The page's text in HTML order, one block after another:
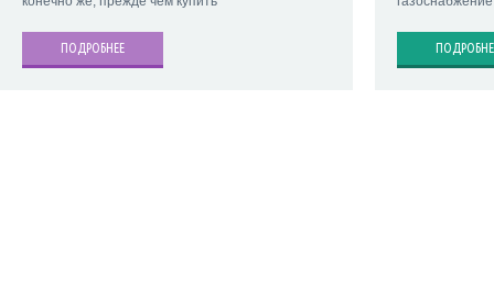
ПОДРОБНЕЕ